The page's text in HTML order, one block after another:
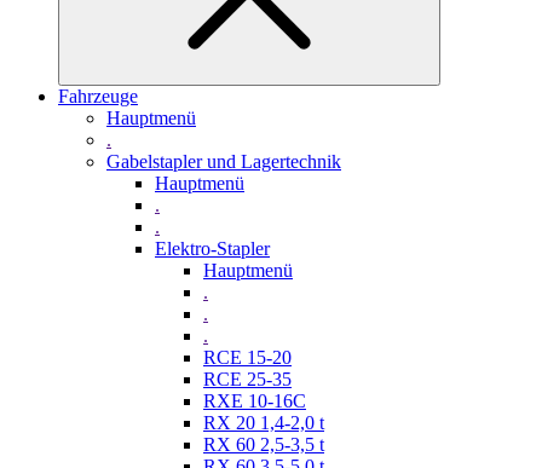
Fahrzeuge
Hauptmenü
.
Gabelstapler und Lagertechnik
Hauptmenü
.
.
Elektro-Stapler
Hauptmenü
.
.
.
RCE 15-20
RCE 25-35
RXE 10-16C
RX 20 1,4-2,0 t
RX 60 2,5-3,5 t